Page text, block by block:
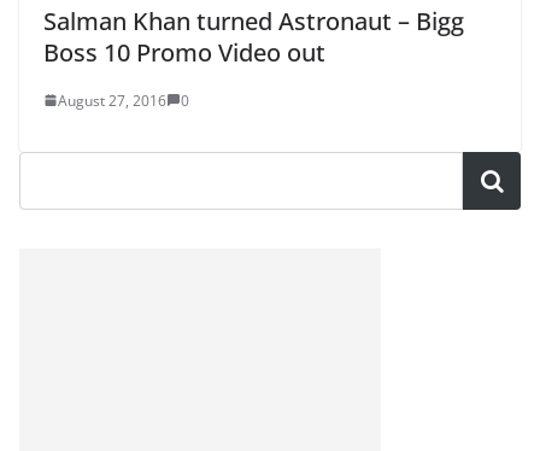
Salman Khan turned Astronaut – Bigg
Boss 10 Promo Video out
August 27, 2016 0